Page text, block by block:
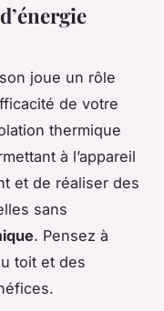
joue un rôle
de votre
thermique
à l’appareil
et de réaliser des
sans
. Pensez à
toit et des